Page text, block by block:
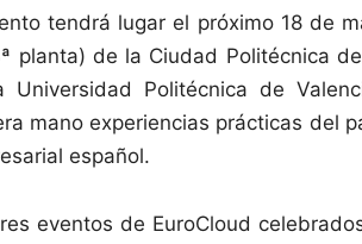
tendrá lugar el próximo 18 de
planta) de la Ciudad Politécnica
Universidad Politécnica de
mano experiencias prácticas del
español.
eventos de EuroCloud